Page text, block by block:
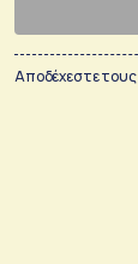
Αποδέχεστε τους